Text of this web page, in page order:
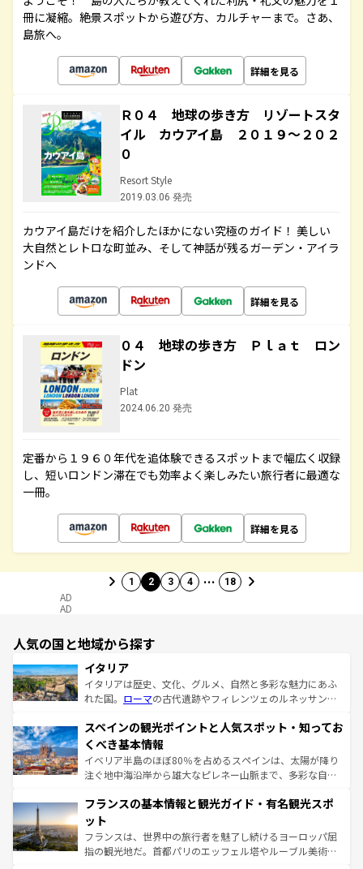
冊に凝縮。絶景スポットから遊び方、カルチャーまで。さあ、
島旅へ。
詳細を見る
Ｒ０４ 地球の歩き方 リゾートスタ
イル カウアイ島 ２０１９～２０２
０
Resort Style
2019.03.06 発売
カウアイ島だけを紹介したほかにない究極のガイド！ 美しい
大自然とレトロな町並み、そして神話が残るガーデン・アイラ
ンドへ
詳細を見る
０４ 地球の歩き方 Ｐｌａｔ ロン
ドン
Plat
2024.06.20 発売
定番から１９６０年代を追体験できるスポットまで幅広く収録
し、短いロンドン滞在でも効率よく楽しみたい旅行者に最適な
一冊。
詳細を見る
1 2 3 4 … 18
AD
AD
人気の国と地域から探す
イタリア
イタリアは歴史、文化、グルメ、自然と多彩な魅力にあふ
れた国。 ローマの古代遺跡やフィレンツェのルネッサンス
ろん、トスカーナの美しい田園風景やアマルフィ海岸の絶
景など、自然景観も見逃せない。観光の合間には、本場の
ピザやパスタなど、絶品のイタリア料理を堪能することも
できる。朝目覚めてから夜眠るまで、すべての瞬間を楽し
なお、新着のイタリア情報はコンテンツ一覧を参照してほ
しい。
スペインの観光ポイントと人気スポット・知ってお
くべき基本情報
イベリア半島のほぼ80％を占めるスペインは、太陽が降り
注ぐ地中海沿岸から雄大なピレネー山脈まで、多彩な自然
文化が根付くこの国では、情熱的なフラメンコ、熱気あふ
れる闘牛、そして美味しいタパスが生活の一部となってい
る。首都マドリードの洗練された雰囲気や、バルセロナの
アートに溢れた街角から、地方では古代ローマ遺跡や中世
フランスの基本情報と観光ガイド・有名観光スポ
ット
フランスは、世界中の旅行者を魅了し続けるヨーロッパ屈
指の観光地だ。首都パリのエッフェル塔やルーブル美術館